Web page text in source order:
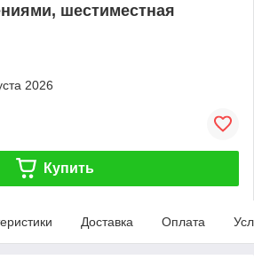
шестиместная
2026
Купить
Доставка Оплата